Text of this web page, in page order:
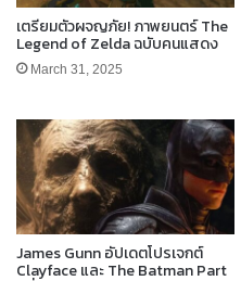
เตรียมตัวผจญภัย! ภาพยนตร์ The
Legend of Zelda ฉบับคนแสดง
March 31, 2025
James Gunn อัปเดตโปรเจกต์
Clayface และ The Batman Part